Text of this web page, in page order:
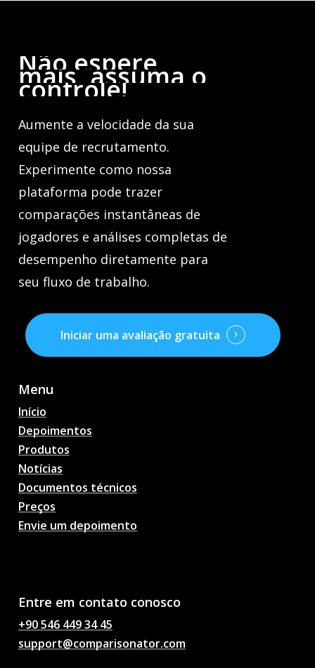
Nãoespere
mais,assuma o
controle!
Aumente a velocidade da sua
equipe de recrutamento.
Experimente como nossa
plataforma pode trazer
comparações instantâneas de
jogadores e análises completas de
desempenho diretamente para
seu fluxo de trabalho.
Iniciar uma avaliação gratuita
Menu
Início
Depoimentos
Produtos
Notícias
Documentos técnicos
Preços
Envie um depoimento
Entre em contato conosco
+90 546 449 34 45
support@comparisonator.com